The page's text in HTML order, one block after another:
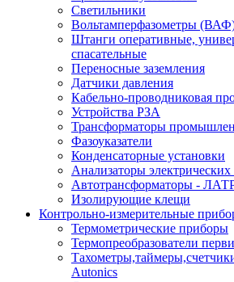
Светильники
Вольтамперфазометры
Штанги оперативные,
спасательные
Переносные заземления
Датчики давления
Кабельно-проводниковая
Устройства РЗА
Трансформаторы
Фазоуказатели
Конденсаторные установки
Анализаторы электрических
Автотрансформаторы -
Изолирующие клещи
Контрольно-измерительные
Термометрические приборы
Термопреобразователи
Autonics